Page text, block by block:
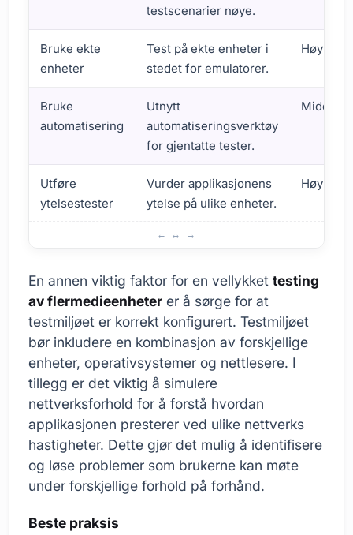
testscenarier nøye.
Bruke ekte
enheter
Test på ekte enheter i
stedet for emulatorer.
Høy
Bruke
automatisering
Utnytt
automatiseringsverktøy
for gjentatte tester.
Middels
Utføre
ytelsestester
Vurder applikasjonens
ytelse på ulike enheter.
Høy
En annen viktig faktor for en vellykket testing
av flermedieenheter er å sørge for at
testmiljøet er korrekt konfigurert. Testmiljøet
bør inkludere en kombinasjon av forskjellige
enheter, operativsystemer og nettlesere. I
tillegg er det viktig å simulere
nettverksforhold for å forstå hvordan
applikasjonen presterer ved ulike nettverks
hastigheter. Dette gjør det mulig å identifisere
og løse problemer som brukerne kan møte
under forskjellige forhold på forhånd.
Beste praksis